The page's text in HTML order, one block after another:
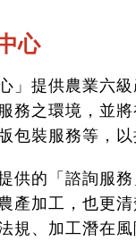
心
」提供農業六
務之環境，並
包裝服務等，以
供的「諮詢服
產加工，也更
規、加工潛在風